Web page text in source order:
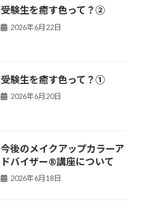
受験生を癒す色って？②
2026年6月22日
受験生を癒す色って？①
2026年6月20日
今後のメイクアップカラーア
ドバイザー®講座について
2026年6月18日